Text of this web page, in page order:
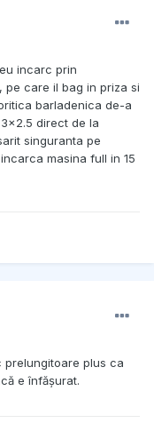
incarc prin
pe care il bag in priza si
barladenica de-a
direct de la
singuranta pe
masina full in 15
prelungitoare plus ca
e înfășurat.